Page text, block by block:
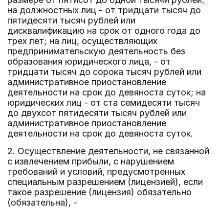
на должностных лиц - от тридцати тысяч до
пятидесяти тысяч рублей или
дисквалификацию на срок от одного года до
трех лет; на лиц, осуществляющих
предпринимательскую деятельность без
образования юридического лица, - от
тридцати тысяч до сорока тысяч рублей или
административное приостановление
деятельности на срок до девяноста суток; на
юридических лиц - от ста семидесяти тысяч
до двухсот пятидесяти тысяч рублей или
административное приостановление
деятельности на срок до девяноста суток.
2. Осуществление деятельности, не связанной
с извлечением прибыли, с нарушением
требований и условий, предусмотренных
специальным разрешением (лицензией), если
такое разрешение (лицензия) обязательно
(обязательна), -